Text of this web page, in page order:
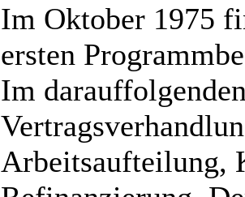
Im Oktober 1975
ersten
Im
Arbeitsaufteilung,